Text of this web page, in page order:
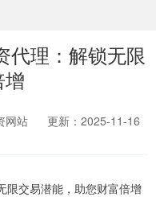
代理：解锁无限
网站
更新：2025-11-16